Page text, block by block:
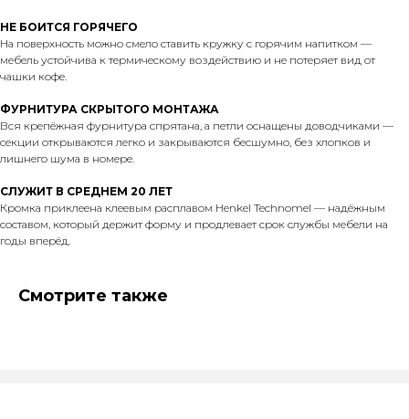
НЕ БОИТСЯ ГОРЯЧЕГО
На поверхность можно смело ставить кружку с горячим напитком —
мебель устойчива к термическому воздействию и не потеряет вид от
чашки кофе.
ФУРНИТУРА СКРЫТОГО МОНТАЖА
Вся крепёжная фурнитура спрятана, а петли оснащены доводчиками —
секции открываются легко и закрываются бесшумно, без хлопков и
лишнего шума в номере.
СЛУЖИТ В СРЕДНЕМ 20 ЛЕТ
Кромка приклеена клеевым расплавом Henkel Technomel — надёжным
составом, который держит форму и продлевает срок службы мебели на
годы вперёд.
Смотрите также